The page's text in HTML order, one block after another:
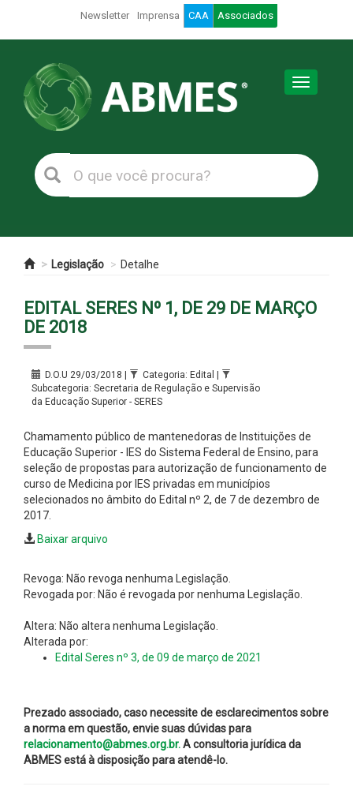
Newsletter Imprensa CAA Associados
Toggle
Legislação Detalhe
EDITAL SERES Nº 1, DE 29 DE MARÇO
DE 2018
D.O.U 29/03/2018 |
Categoria: Edital |
Subcategoria: Secretaria de Regulação e Supervisão
da Educação Superior - SERES
Chamamento público de mantenedoras de Instituições de
Educação Superior - IES do Sistema Federal de Ensino, para
seleção de propostas para autorização de funcionamento de
curso de Medicina por IES privadas em municípios
selecionados no âmbito do Edital nº 2, de 7 de dezembro de
2017.
Baixar arquivo
Revoga: Não revoga nenhuma Legislação.
Revogada por: Não é revogada por nenhuma Legislação.
Altera: Não altera nenhuma Legislação.
Alterada por:
Edital Seres nº 3, de 09 de março de 2021
Prezado associado, caso necessite de esclarecimentos sobre
a norma em questão, envie suas dúvidas para
relacionamento@abmes.org.br.A consultoria jurídica da
ABMES está à disposição para atendê-lo.